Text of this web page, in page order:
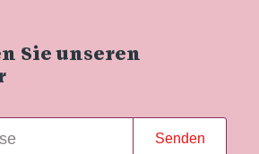
Sie unseren
Senden